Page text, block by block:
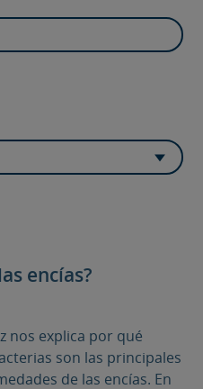
encías?
nos explica por qué
son las principales
de las encías. En